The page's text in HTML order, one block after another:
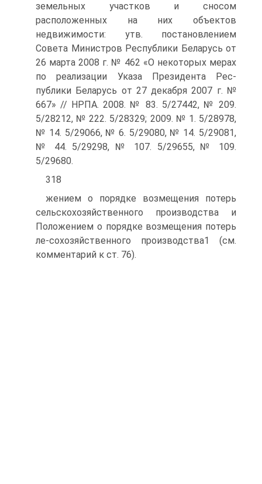
земель­ных участков и сносом
расположенных на них объектов
недвижимости: утв. постановлением
Совета Министров Республики Беларусь от
26 марта 2008 г. № 462 «О некоторых мерах
по реализации Указа Президента Рес­
публики Беларусь от 27 декабря 2007 г. №
667» // НРПА. 2008. № 83. 5/27442, № 209.
5/28212, № 222. 5/28329; 2009. № 1. 5/28978,
№ 14. 5/29066, № 6. 5/29080, № 14. 5/29081,
№ 44. 5/29298, № 107. 5/29655, № 109.
5/29680.
318
жением о порядке возмещения потерь
сельскохозяйственного производства и
Положением о порядке возмещения потерь
ле-сохозяйственного производства1 (см.
комментарий к ст. 76).